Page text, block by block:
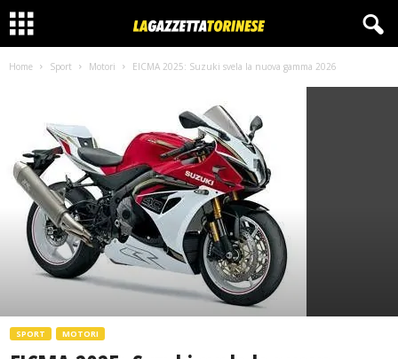
Home Sport Motori EICMA 2025: Suzuki svela la nuova gamma 2026
SPORT MOTORI